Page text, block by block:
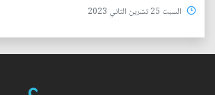
السبت 25 تشرين الثاني 2023